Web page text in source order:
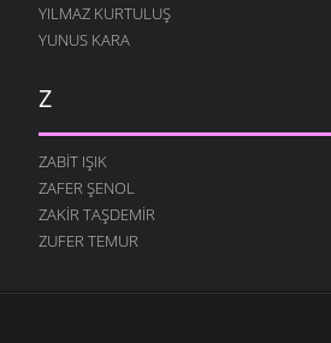
YILMAZ KURTULUŞ
YUNUS KARA
Z
ZABIT IŞIK
ZAFER ŞENOL
ZAKIR TAŞDEMIR
ZUFER TEMUR